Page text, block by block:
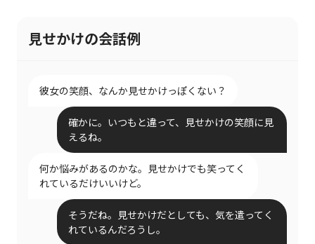
見せかけの会話例
彼女の笑顔、なんか見せかけっぽくない？
確かに。いつもと違って、見せかけの笑顔に見
えるね。
何か悩みがあるのかな。見せかけでも笑ってく
れているだけいいけど。
そうだね。見せかけだとしても、気を遣ってく
れているんだろうし。